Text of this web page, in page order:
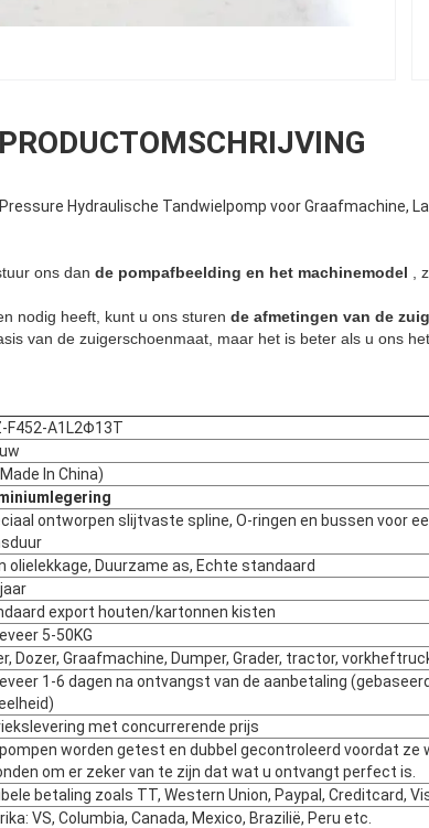
PRODUCTOMSCHRIJVING
Hydraulische Tandwielpomp voor Graafmachine,
ons dan de pompafbeelding en het machinemodel
,
nodig heeft, kunt u ons sturen de afmetingen van de
van de zuigerschoenmaat, maar het is beter als u ons
F452-A1L2Φ13T
In China)
ontworpen slijtvaste spline, O-ringen en bussen voor
olielekkage, Duurzame as, Echte standaard
export houten/kartonnen kisten
5-50KG
Dozer, Graafmachine, Dumper, Grader, tractor,
1-6 dagen na ontvangst van de aanbetaling
met concurrerende prijs
worden getest en dubbel gecontroleerd voordat ze
om er zeker van te zijn dat wat u ontvangt perfect is.
betaling zoals TT, Western Union, Paypal, Creditcard,
VS, Columbia, Canada, Mexico, Brazilië, Peru etc.